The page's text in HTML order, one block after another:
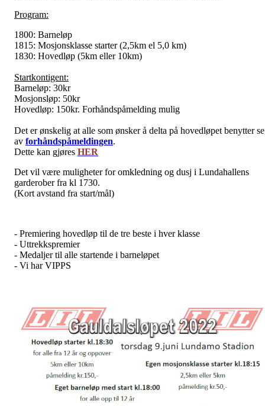
Program:
1800: Barneløp
1815: Mosjonsklasse starter (2,5km el 5,0 km)
1830: Hovedløp (5km eller 10km)
Startkontigent:
Barneløp: 30kr
Mosjonsløp: 50kr
Hovedløp: 150kr. Forhåndspåmelding mulig
Det er ønskelig at alle som ønsker å delta på hovedløpet benytter
av forhåndspåmeldingen.
Dette kan gjøres HER
Det vil være muligheter for omkledning og dusj i Lundahallens
garderober fra kl 1730.
(Kort avstand fra start/mål)
- Premiering hovedløp til de tre beste i hver klasse
- Uttrekkspremier
- Medaljer til alle startende i barneløpet
- Vi har VIPPS